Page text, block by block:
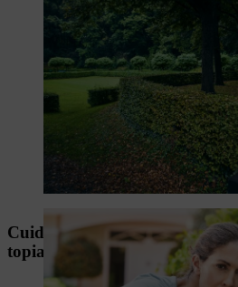
Cuidados das sebes de buxo:
topiaria